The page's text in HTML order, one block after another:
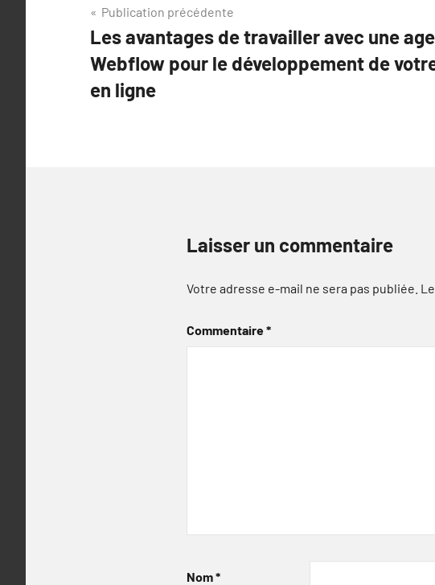
Navigation
de
l’article
Publication précédente
Les avantages de travailler avec une
Webflow pour le développement de
en ligne
Laisser un commentaire
Votre adresse e-mail ne sera pas publiée.
Commentaire*
Nom*